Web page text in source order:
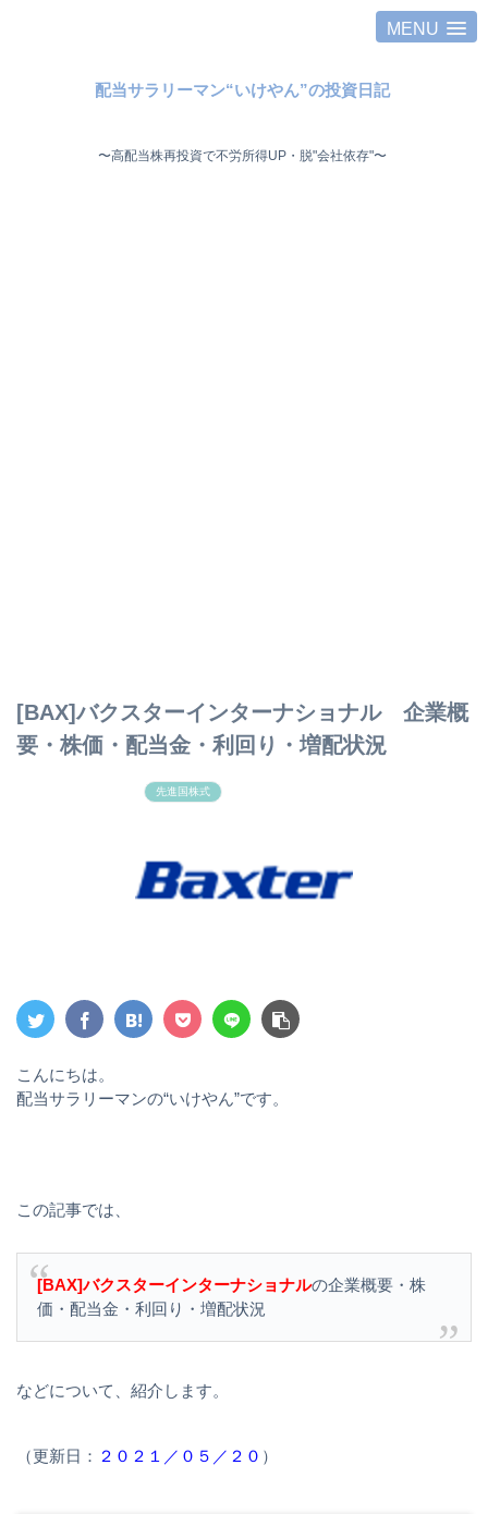
MENU
配当サラリーマン“いけやん”の投資日記 ​
〜高配当株再投資で不労所得UP・脱"会社依存"〜 ​
[BAX]バクスターインターナショナル 企業概
要・株価・配当金・利回り・増配状況
先進国株式
こんにちは。
配当サラリーマンの“いけやん”です。
この記事では、
[BAX]バクスターインターナショナルの企業概要・株
価・配当金・利回り・増配状況
などについて、紹介します。
（更新日： ２０２１／０５／２０ ）